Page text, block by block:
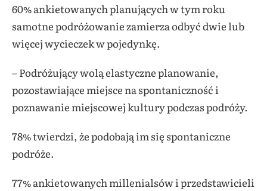
60% ankietowanych planujących w tym roku
samotne podróżowanie zamierza odbyć dwie lub
więcej wycieczek w pojedynkę.
– Podróżujący wolą elastyczne planowanie,
pozostawiające miejsce na spontaniczność i
poznawanie miejscowej kultury podczas podróży.
78% twierdzi, że podobają im się spontaniczne
podróże.
77% ankietowanych millenialsów i przedstawicieli